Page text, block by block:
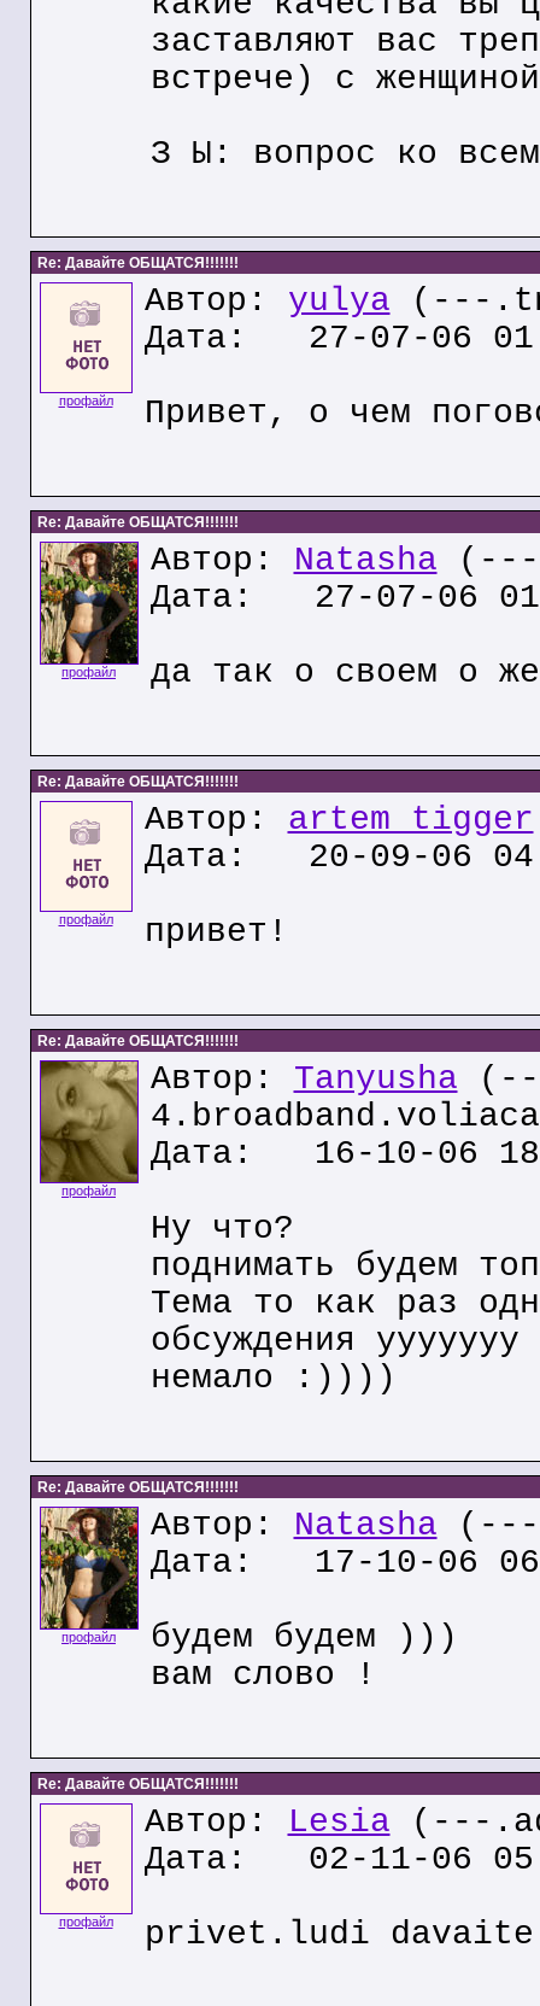
заставляют вас
встрече) с
З Ы: вопрос ко
Re: Давайте ОБЩАТСЯ!!!!!!!
профайл
Автор: yulya (---
Дата: 27-07-06
Привет, о чем
Re: Давайте ОБЩАТСЯ!!!!!!!
профайл
Автор: Natasha (---
Дата: 27-07-06
да так о своем о
Re: Давайте ОБЩАТСЯ!!!!!!!
профайл
Автор: artem tigger
Дата: 20-09-06
привет!
Re: Давайте ОБЩАТСЯ!!!!!!!
профайл
Автор: Tanyusha
Дата: 16-10-06
Ну что?
поднимать будем
Тема то как раз
обсуждения ууууууу
немало :))))
Re: Давайте ОБЩАТСЯ!!!!!!!
профайл
Автор: Natasha (---
Дата: 17-10-06
будем будем )))
вам слово !
Re: Давайте ОБЩАТСЯ!!!!!!!
профайл
Автор: Lesia (---
Дата: 02-11-06
privet.ludi davaite